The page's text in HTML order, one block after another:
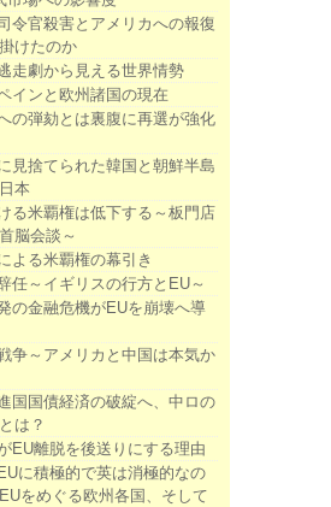
令官殺害とアメリカへの報復
けたのか
走劇から見える世界情勢
インと欧州諸国の現在
の弾劾とは裏腹に再選が強化
見捨てられた韓国と朝鮮半島
本
る米覇権は低下する～板門店
脳会談～
よる米覇権の幕引き
任～イギリスの行方とEU～
の金融危機がEUを崩壊へ導
争～アメリカと中国は本気か
国国債経済の破綻へ、中ロの
は？
EU離脱を後送りにする理由
に積極的で英は消極的なの
をめぐる欧州各国、そして